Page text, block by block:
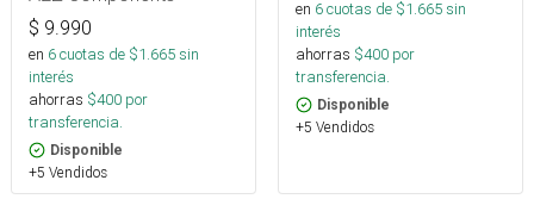
$ 9.990
en 6cuotas de $1.665sin
interés
ahorras $400 por
transferencia.
Disponible
+5 Vendidos
en 6cuotas de $1.665sin
interés
ahorras $400 por
transferencia.
Disponible
+5 Vendidos